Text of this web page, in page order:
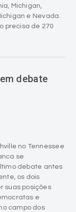
Michigan,
e Nevada.
precisa de 270
debate
no Tennessee
se
debate antes
os dois
suas posições
e
campo dos